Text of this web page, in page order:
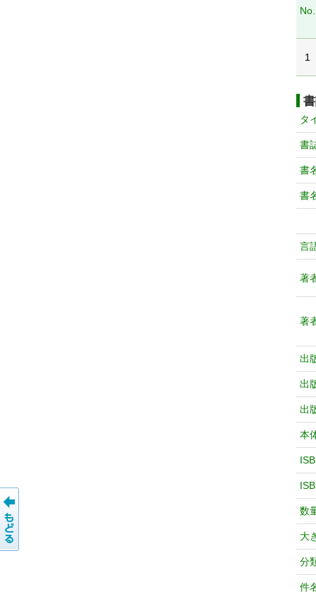
No.
1
タ
書
書
書
言
著
著
出
出
出
本
数
大
分
件